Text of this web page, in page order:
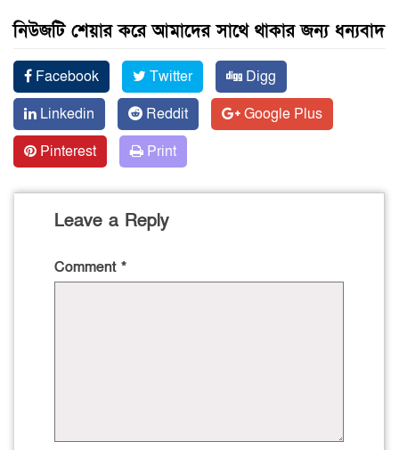
নিউজটি শেয়ার করে আমাদের সাথে থাকার জন্য ধন্যবাদ
Facebook Twitter
Digg
Linkedin
Reddit
Google Plus
Pinterest
Print
Leave a Reply
Comment *